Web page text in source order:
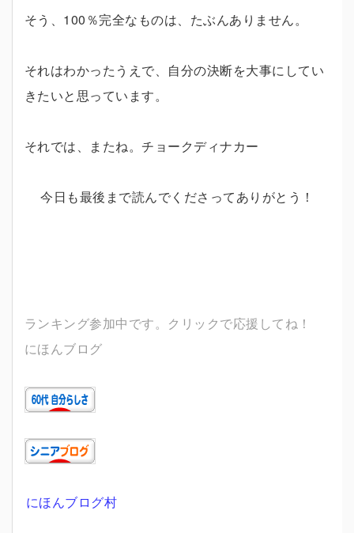
そう、100％完全なものは、たぶんありません。
それはわかったうえで、自分の決断を大事にしてい
きたいと思っています。
それでは、またね。チョークディナカー
今日も最後まで読んでくださってありがとう！
ランキング参加中です。クリックで応援してね！
にほんブログ
にほんブログ村